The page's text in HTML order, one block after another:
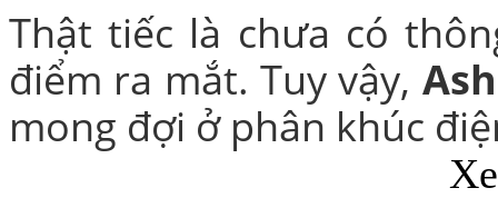
Thật tiếc là chưa có
điểm ra mắt. Tuy vậy,
mong đợi ở phân khúc